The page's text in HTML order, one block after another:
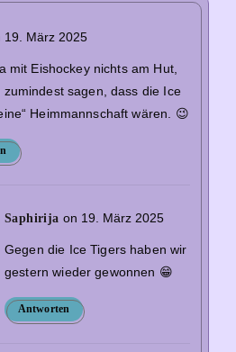
19. März 2025
mit Eishockey nichts am Hut,
zumindest sagen, dass die Ice
Heimmannschaft wären. 😉
Saphirija on 19. März 2025
Gegen die Ice Tigers haben wir
gestern wieder gewonnen 😁
Antworten